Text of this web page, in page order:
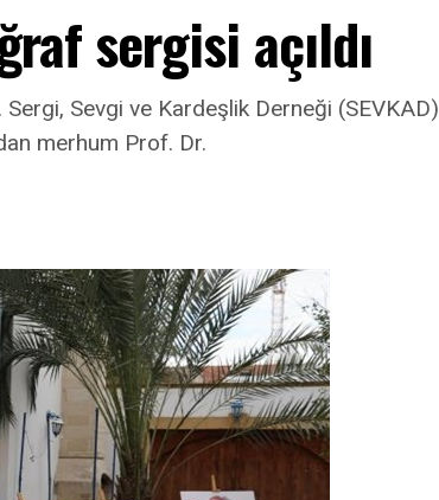
sergisi açıldı
Sevgi ve Kardeşlik Derneği (SEVKAD)
merhum Prof. Dr.